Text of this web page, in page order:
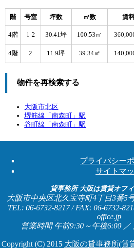
階 号室 坪数 ㎡数 賃
4階 1-2 30.41坪 100.53㎡
4階 2 11.9坪 39.34㎡
物件を再検索する
大阪市北区
堺筋線「南森町 」駅
谷町線「南森町 」駅
プライバシー
サイトマ
貸事務所 大阪は賃貸オフ
大阪市中央区北久宝寺町4丁目3番5
TEL: 06-6732-8217 / FAX: 06-6732-
office.jp
営業時間 午前9:30～午後6:00
Copyright (C) 2015 大阪の貸事務所(賃